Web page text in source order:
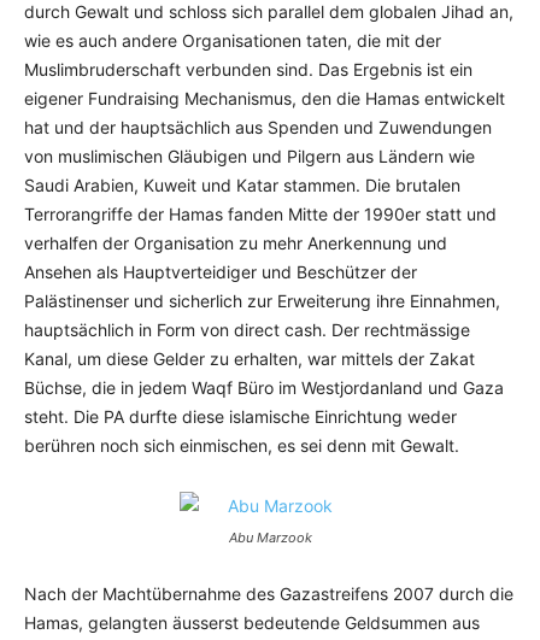
durch Gewalt und schloss sich parallel dem globalen Jihad an,
wie es auch andere Organisationen taten, die mit der
Muslimbruderschaft verbunden sind. Das Ergebnis ist ein
eigener Fundraising Mechanismus, den die Hamas entwickelt
hat und der hauptsächlich aus Spenden und Zuwendungen
von muslimischen Gläubigen und Pilgern aus Ländern wie
Saudi Arabien, Kuweit und Katar stammen. Die brutalen
Terrorangriffe der Hamas fanden Mitte der 1990er statt und
verhalfen der Organisation zu mehr Anerkennung und
Ansehen als Hauptverteidiger und Beschützer der
Palästinenser und sicherlich zur Erweiterung ihre Einnahmen,
hauptsächlich in Form von direct cash. Der rechtmässige
Kanal, um diese Gelder zu erhalten, war mittels der Zakat
Büchse, die in jedem Waqf Büro im Westjordanland und Gaza
steht. Die PA durfte diese islamische Einrichtung weder
berühren noch sich einmischen, es sei denn mit Gewalt.
Abu Marzook
Nach der Machtübernahme des Gazastreifens 2007 durch die
Hamas, gelangten äusserst bedeutende Geldsummen aus